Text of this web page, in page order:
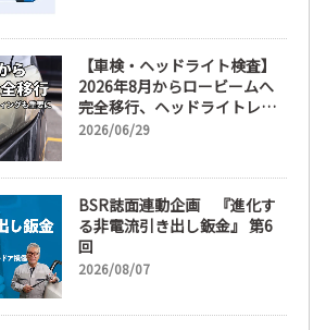
【車検・ヘッドライト検査】
2026年8月からロービームへ
完全移行、ヘッドライトレン
ズ磨き・コーティングも重要
2026/06/29
BSR誌面連動企画 『進化す
る非電流引き出し鈑金』 第6
回
2026/08/07